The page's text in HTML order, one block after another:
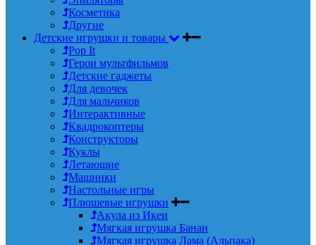
Косметика
Другие
Детские игрушки и товары
Pop It
Герои мультфильмов
Детские гаджеты
Для девочек
Для мальчиков
Интерактивные
Квадрокоптеры
Конструкторы
Куклы
Летающие
Машинки
Настольные игры
Плюшевые игрушки
Акула из Икеи
Мягкая игрушка Банан
Мягкая игрушка Лама (Альпака)